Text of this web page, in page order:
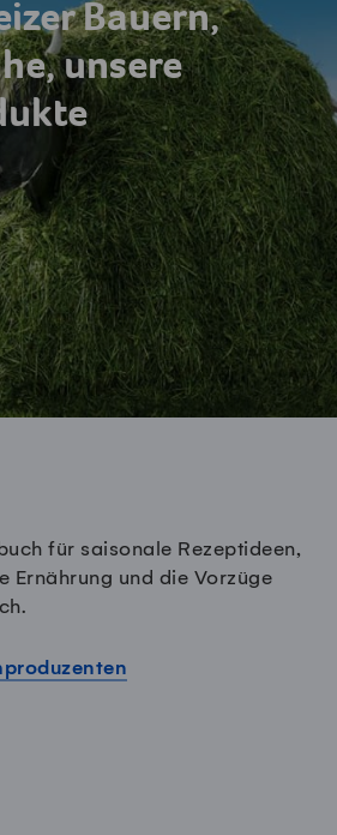
Bauern,
unsere
für saisonale Rezeptideen,
Ernährung und die Vorzüge